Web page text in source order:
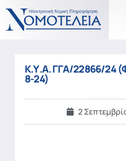
Κ.Υ.Α. ΓΓΑ/22866/24
8-24)
2